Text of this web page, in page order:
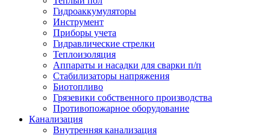
Гидроаккумуляторы
Инструмент
Приборы учета
Гидравлические стрелки
Теплоизоляция
Аппараты и насадки для сварки п/п
Стабилизаторы напряжения
Биотопливо
Грязевики собственного производства
Противопожарное оборудование
Канализация
Внутренняя канализация